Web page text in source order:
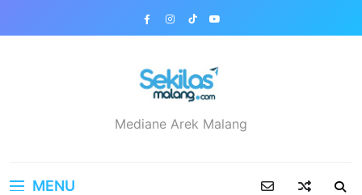
sekilasmalang.com
Mediane Arek Malang
MENU